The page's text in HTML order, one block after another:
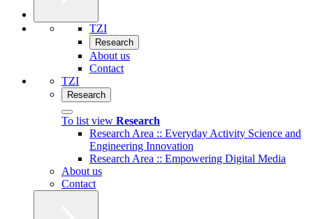
TZI
Research
About us
Contact
TZI
Research
To list view Research
Research Area :: Everyday Activity Science and
Engineering Innovation
Research Area :: Empowering Digital Media
About us
Contact